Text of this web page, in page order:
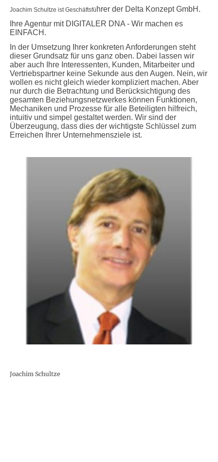
Joachim Schultze ist Geschäftsfü hrer der Delta Konzept GmbH.
Ihre Agentur mit DIGITALER DNA - Wir machen es
EINFACH.
In der Umsetzung Ihrer konkreten Anforderungen steht
dieser Grundsatz für uns ganz oben. Dabei lassen wir
aber auch Ihre Interessenten, Kunden, Mitarbeiter und
Vertriebspartner keine Sekunde aus den Augen. Nein, wir
wollen es nicht gleich wieder kompliziert machen. Aber
nur durch die Betrachtung und Berücksichtigung des
gesamten Beziehungsnetzwerkes können Funktionen,
Mechaniken und Prozesse für alle Beteiligten hilfreich,
intuitiv und simpel gestaltet werden. Wir sind der
Überzeugung, dass dies der wichtigste Schlüssel zum
Erreichen Ihrer Unternehmensziele ist.
Joachim Schultze